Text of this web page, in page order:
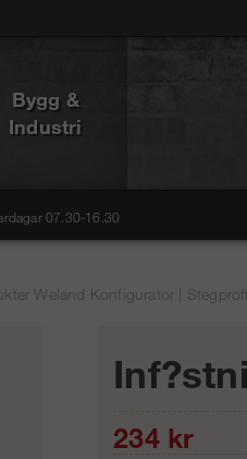
Bygg &
Industri
07.30-16.30
Weland Konfigurator |
234kr